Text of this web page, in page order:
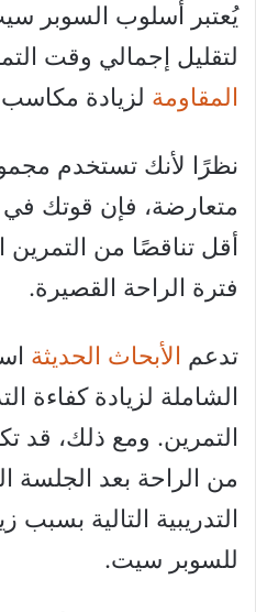
يُعتبر أسلوب السوبر
لتقليل إجمالي وقت
المقاومة لزيادة
نظرًا لأنك تستخدم
متعارضة، فإن قوتك في
أقل تناقصًا من
فترة الراحة القصيرة.
تدعم الأبحاث الحديثة
الشاملة لزيادة كفاءة
التمرين. ومع ذلك، قد
من الراحة بعد الجلسة
التدريبية التالية بسبب
للسوبر سيت.